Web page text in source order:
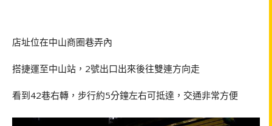
店址位在中山商圈巷弄內
搭捷運至中山站，2號出口出來後往雙連方向走
看到42巷右轉，步行約5分鐘左右可抵達，交通非常方便